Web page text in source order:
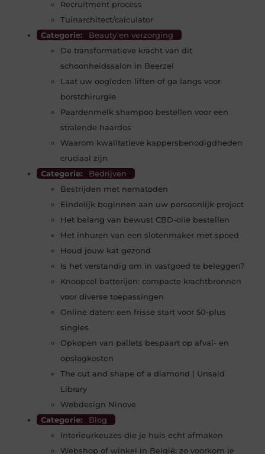
Recruitment process
Tuinarchitect/calculator
Categorie:
Beauty en verzorging
De transformatieve kracht van dit
schoonheidssalon in Beerzel
Laat uw oogleden liften of ga langs voor
borstchirurgie
Paardenmelk shampoo bestellen voor een
stralende haardos
Waarom kwalitatieve kappersbenodigdheden
cruciaal zijn
Categorie:
Bedrijven
Bestrijden met nematoden
Eindelijk beginnen aan uw persoonlijk project
Het belang van bewust CBD-olie bestellen
Het inhuren van een slotenmaker met spoed
Houd jouw kat gezond
Is het verstandig om in vastgoed te beleggen?
Knoopcel batterijen: compacte krachtbronnen
voor diverse toepassingen
Online daten: een frisse start voor 50-plus
singles
Opkopen van pallets bespaart op afval- en
opslagkosten
The cut and shape of a diamond | Unsaid
Library
Webdesign Ninove
Categorie:
Blog
Interieurkeuzes die je huis echt afmaken
Webshop of winkel in België: zo voorkom je